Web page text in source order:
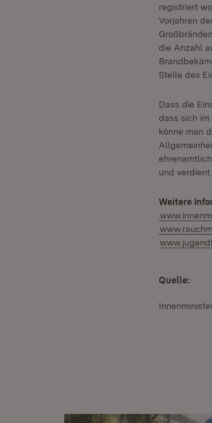
registriert
Vorjahren
die Anzahl
Stelle des
Dass die
dass sich im
könne man
und verdient
Weitere
Quelle: